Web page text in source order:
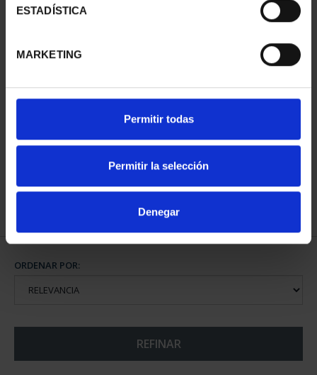
ESTADÍSTICA
MARKETING
Permitir todas
Permitir la selección
Denegar
CAPITALES ESPAÑOLAS
73,00 €
ORDENAR POR:
REFINAR